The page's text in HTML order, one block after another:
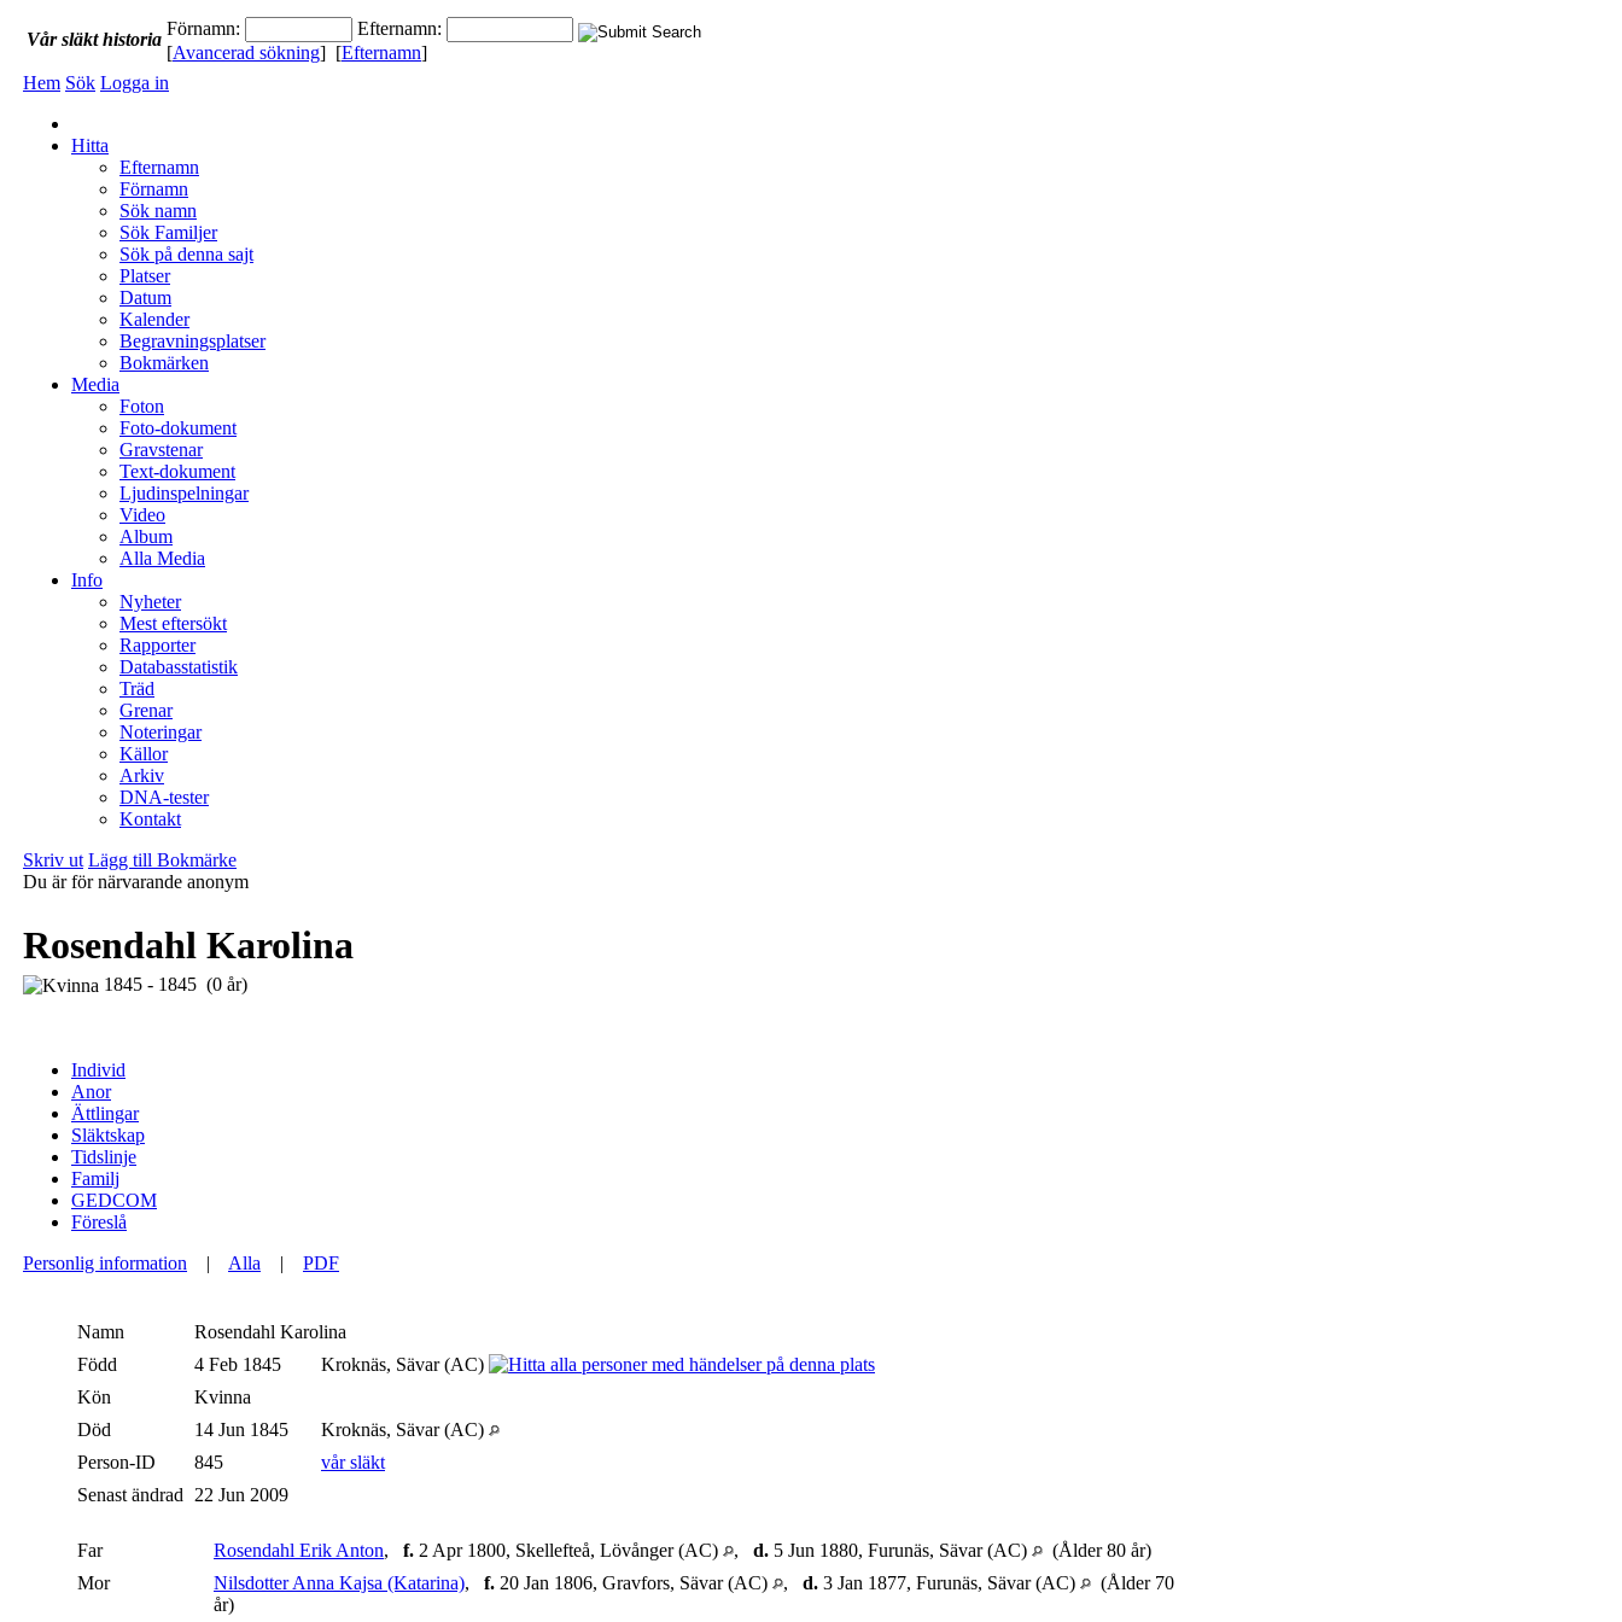
Vårsläkthistoria
Förnamn:
Efternamn:
[Avancerad sökning] [Efternamn]
Hem Sök Logga in
Hitta
Efternamn
Förnamn
Sök namn
Sök Familjer
Sök på denna sajt
Platser
Datum
Kalender
Begravningsplatser
Bokmärken
Media
Foton
Foto-dokument
Gravstenar
Text-dokument
Ljudinspelningar
Video
Album
Alla Media
Info
Nyheter
Mest eftersökt
Rapporter
Databasstatistik
Träd
Grenar
Noteringar
Källor
Arkiv
DNA-tester
Kontakt
Skriv ut Lägg till Bokmärke
Du är för närvarande anonym
Rosendahl Karolina
1845 - 1845 (0 år)
Individ
Anor
Ättlingar
Släktskap
Tidslinje
Familj
GEDCOM
Föreslå
Personlig information | Alla | PDF
Namn Rosendahl Karolina
Född
4 Feb 1845
Kroknäs, Sävar (AC)
Kön
Kvinna
Död
14 Jun 1845
Kroknäs, Sävar (AC)
Person-ID
845
vår släkt
Senast ändrad 22 Jun 2009
Far Rosendahl Erik Anton, f. 2 Apr 1800, Skellefteå, Lövånger (AC) , d. 5 Jun 1880, Furunäs, Sävar (AC)
(Ålder 80 år)
Mor
Nilsdotter Anna Kajsa (Katarina), f. 20 Jan 1806, Gravfors, Sävar (AC) , d. 3 Jan 1877, Furunäs, Sävar (AC)
(Ålder 70
år)